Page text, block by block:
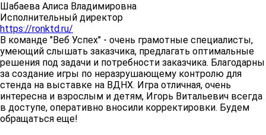
Шабаева Алиса Владимировна
Исполнительный директор
https://ronktd.ru/
В команде "Веб Успех" - очень грамотные специалисты,
умеющий слышать заказчика, предлагать оптимальные
решения под задачи и потребности заказчика. Благодарны
за создание игры по неразрушающему контролю для
стенда на выставке на ВДНХ. Игра отличная, очень
интересна и взрослым и детям, Игорь Витальевич всегда
в доступе, оперативно вносили корректировки. Будем
обращаться еще!